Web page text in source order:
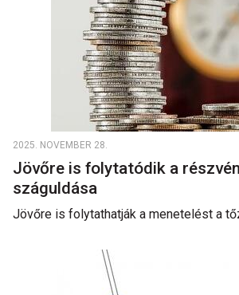
2025. NOVEMBER 28.
Jövőre is folytatódik a
száguldása
Jövőre is folytathatják a menetelést a